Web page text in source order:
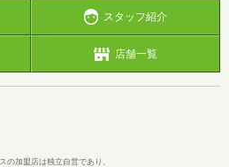
スタッフ紹介
店舗一覧
の加盟店は独立自営であり、